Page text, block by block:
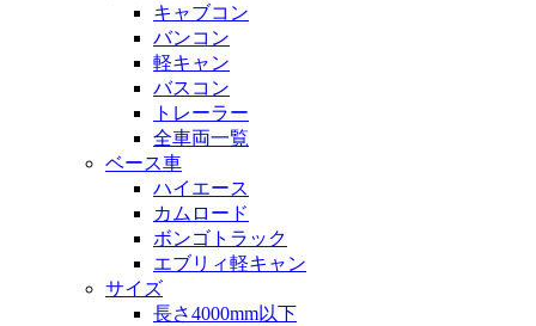
キャブコン
バンコン
軽キャン
バスコン
トレーラー
全車両一覧
ベース車
ハイエース
カムロード
ボンゴトラック
エブリィ軽キャン
サイズ
長さ4000mm以下